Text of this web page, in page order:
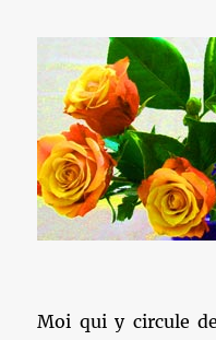
Moi qui y circule